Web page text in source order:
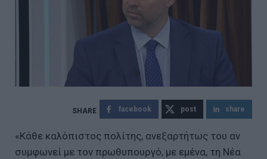
facebook post share
«Κάθε καλόπιστος πολίτης, ανεξαρτήτως του αν
συμφωνεί με τον πρωθυπουργό, με εμένα, τη Νέα